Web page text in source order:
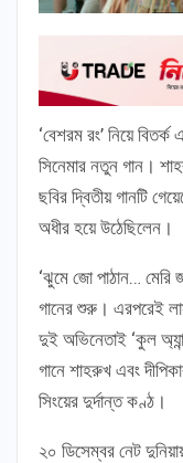
‘বেশরম রং’ নিয়ে
সিনেমার নতুন গান।
ছবির দ্বিতীয় গানটি
অধীর হয়ে উঠেছিলেন।
‘ঝুমে জো পাঠান… মেরি
গানের শুরু। এরপরেই
দুই অভিনেতাই ‘কুল
গানে শাহরুখ এবং
সিংয়ের দুর্দান্ত কণ্ঠ।
২০ ডিসেম্বর নেট